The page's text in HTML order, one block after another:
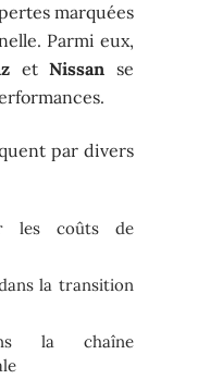
marquées
Parmi eux,
etNissan se
par divers
les coûts de
la transition
la chaîne